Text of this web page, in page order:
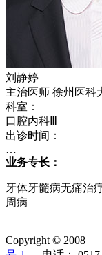
刘静婷
主治医师 徐州医科
科室：
口腔内科Ⅲ
出诊时间：
…
业务专长：
牙体牙髓病无痛治
周病
Copyright ©